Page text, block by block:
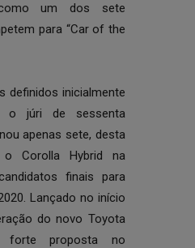
um dos sete
para “Car of the
definidos inicialmente
o júri de sessenta
apenas sete, desta
o Corolla Hybrid na
finais para
Lançado no início
do novo Toyota
forte proposta no